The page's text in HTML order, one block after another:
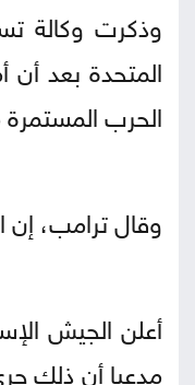
وذكرت وكالة
المتحدة بعد أن
الحرب
وقال ترامب، إن
مدعيا أن ذلك